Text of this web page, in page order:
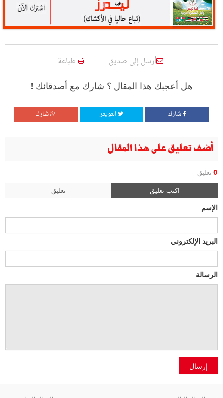
أرسل إلى صديق طباعة
هل أعجبك هذا المقال ؟ شارك مع أصدقائك !
شارك التويتر شارك
أضف تعليق على هذا المقال
0 تعليق
اكتب تعليق تعليق
الإسم
البريد الإلكتروني
الرسالة
إرسال